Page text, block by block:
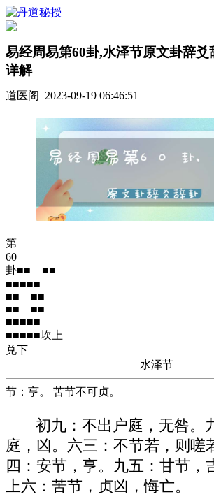
易经周易第60卦,水泽节原文卦辞爻
详解
道医阁 2023-09-19 06:46:51
第
60
卦■■ ■■
■■■■■
■■ ■■
■■ ■■
■■■■■
■■■■■坎上
兑下
水泽节
节：亨。 苦节不可贞。
初九：不出户庭，无咎。
庭，凶。六三：不节若，则嗟
四：安节，亨。九五：甘节，
上六：苦节，贞凶，悔亡。